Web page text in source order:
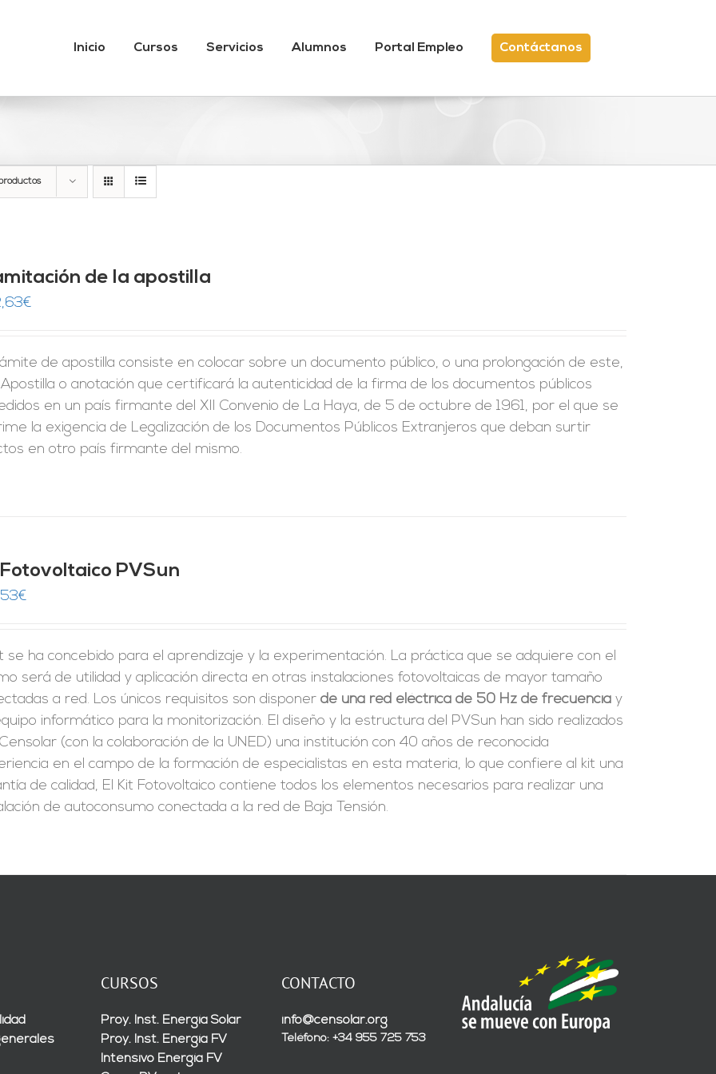
Inicio Cursos Servicios Alumnos Portal Empleo Contáctanos
de la apostilla
€
de apostilla consiste en colocar sobre un documento público, o una prolongación de este,
o anotación que certificará la autenticidad de la firma de los documentos públicos
en un país firmante del XII Convenio de La Haya, de 5 de octubre de 1961, por el que se
la exigencia de Legalización de los Documentos Públicos Extranjeros que deban surtir
en otro país firmante del mismo.
PVSun
€
se ha concebido para el aprendizaje y la experimentación. La práctica que se adquiere con el
será de utilidad y aplicación directa en otras instalaciones fotovoltaicas de mayor tamaño
a red. Los únicos requisitos son disponerde una red eléctrica de 50 Hz de frecuencia y
informático para la monitorización. El diseño y la estructura del PVSun han sido realizados
(con la colaboración de la UNED) una institución con 40 años de reconocida
en el campo de la formación de especialistas en esta materia, lo que confiere al kit una
de calidad, El Kit Fotovoltaico contiene todos los elementos necesarios para realizar una
de autoconsumo conectada a la red de Baja Tensión.
CURSOS
Proy. Inst. Energía Solar
Proy. Inst. Energía FV
Intensivo Energía FV
CONTACTO
info@censolar.org
Teléfono: +34 955 725 753